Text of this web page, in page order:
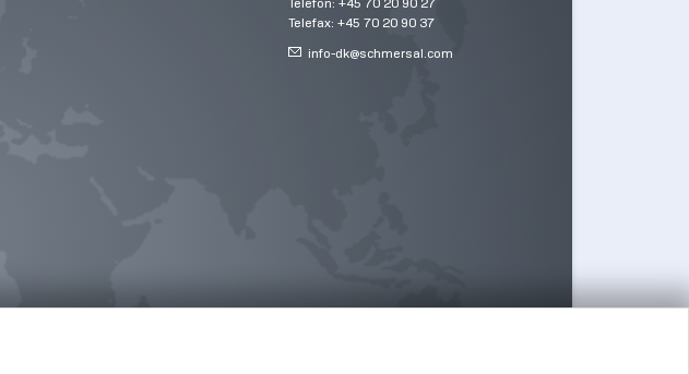
Telefax: +45 70 20 90 37
info-dk@schmersal.com